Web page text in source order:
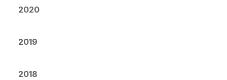
2020
2019
2018